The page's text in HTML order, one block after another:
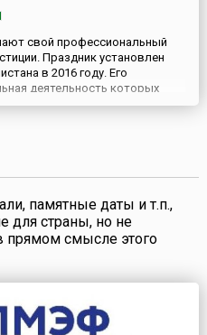
свой профессиональный
Праздник установлен
в 2016 году. Его
деятельность которых
и свобод граждан
с законом
памятные даты и т.п.,
для страны, но не
прямом смысле этого